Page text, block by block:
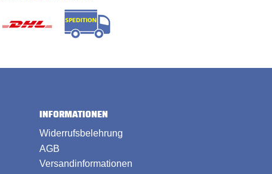
INFORMATIONEN
Widerrufsbelehrung
AGB
Versandinformationen